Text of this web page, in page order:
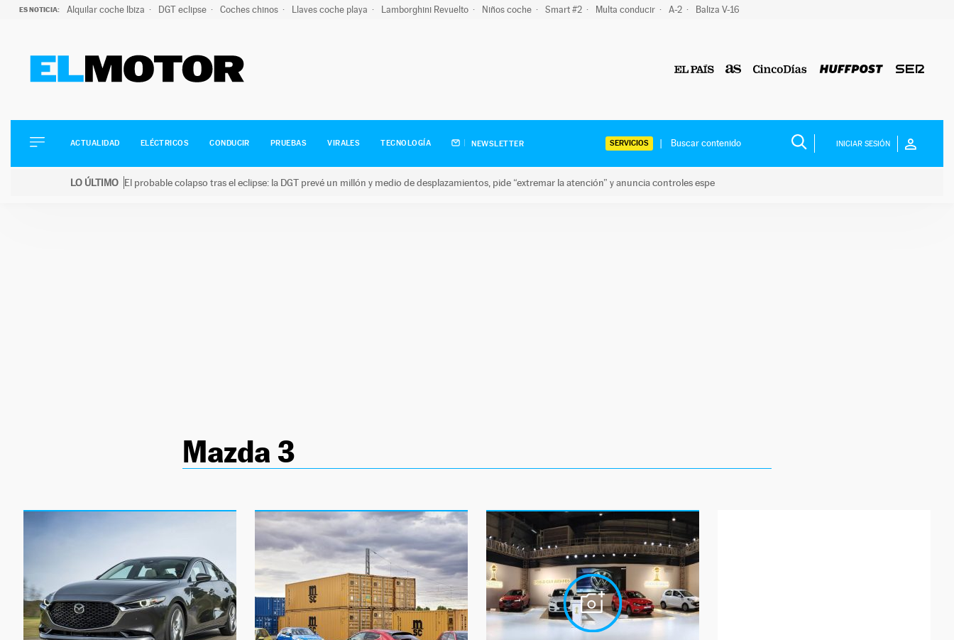
ES NOTICIA: Alquilar coche Ibiza DGT eclipse Coches chinos Llaves coche playa Lamborghini Revuelto Niños coche Smart #2 Multa conducir A-2 Baliza V-16
ELÉCTRICOS
CONDUCIR
ACTUALIDAD ELÉCTRICOS CONDUCIR PRUEBAS VIRALES TECNOLOGÍA NEWSLETTER SERVICIOS INICIAR SESIÓN
LO ÚLTIMO El probable colapso tras el eclipse: la DGT prevé un millón y medio de desplazamientos, pide “extremar la atención” y anuncia controles espe
Mazda 3